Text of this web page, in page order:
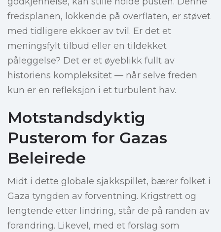
fredsplanen, lokkende på overflaten, er støvet
med tidligere ekkoer av tvil. Er det et
meningsfylt tilbud eller en tildekket
påleggelse? Det er et øyeblikk fullt av
historiens kompleksitet — når selve freden
kun er en refleksjon i et turbulent hav.
Motstandsdyktig
Pusterom for Gazas
Beleirede
Midt i dette globale sjakkspillet, bærer folket i
Gaza tyngden av forventning. Krigstrett og
lengtende etter lindring, står de på randen av
forandring. Likevel, med et forslag som